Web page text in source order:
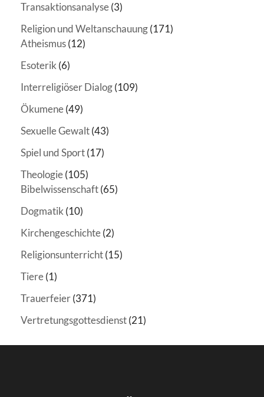
Transaktionsanalyse(3)
Religion und Weltanschauung(171)
Atheismus(12)
Esoterik (6)
Interreligiöser Dialog(109)
Ökumene(49)
Sexuelle Gewalt(43)
Spiel und Sport(17)
Theologie(105)
Bibelwissenschaft(65)
Dogmatik (10)
Kirchengeschichte(2)
Religionsunterricht(15)
Tiere(1)
Trauerfeier(371)
Vertretungsgottesdienst(21)